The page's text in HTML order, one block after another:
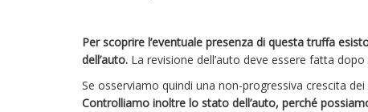
Per scoprire l’eventuale presenza di questa truffa
dell’auto. La revisione dell’auto deve essere fatta
Se osserviamo quindi una non-progressiva crescita
Controlliamo inoltre lo stato dell’auto, perché